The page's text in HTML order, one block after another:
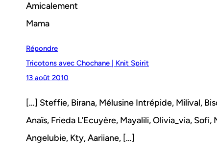
Amicalement
Mama
Répondre
Tricotons avec Chochane | Knit Spirit
13 août 2010
[…] Steffie, Birana, Mélusine Intrépide, Milival,
Anaïs, Frieda L’Ecuyère, Mayalili, Olivia_via,
Angelubie, Kty, Aariiane, […]